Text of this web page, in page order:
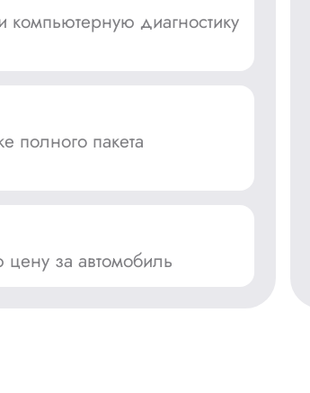
диагностику
полного пакета
за автомобиль